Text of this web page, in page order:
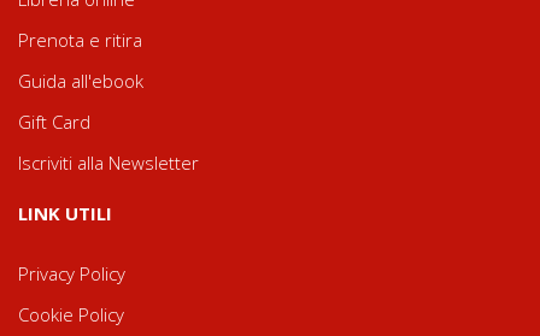
Prenota e ritira
Guida all'ebook
Gift Card
Iscriviti alla Newsletter
LINK UTILI
Privacy Policy
Cookie Policy